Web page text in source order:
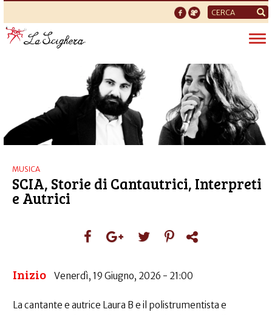
Form
di
ricerca
MUSICA
SCIA, Storie di Cantautrici, Interpreti
e Autrici
Inizio Venerdì, 19 Giugno, 2026 - 21:00
La cantante e autrice Laura B e il polistrumentista e